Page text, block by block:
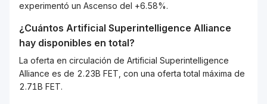
experimentó un Ascenso del +6.58%.
¿Cuántos Artificial Superintelligence Alliance
hay disponibles en total?
La oferta en circulación de Artificial Superintelligence
Alliance es de 2.23B FET, con una oferta total máxima de
2.71B FET.